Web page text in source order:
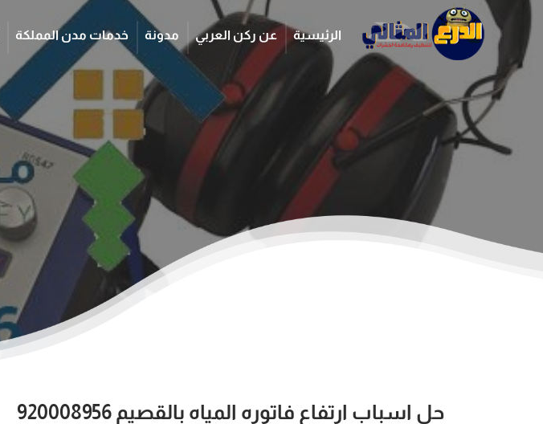
الرئيسية عن ركن العربي مدونة خدمات مدن المملكة
حل اسباب ارتفاع فاتوره المياه بالقصيم 920008956